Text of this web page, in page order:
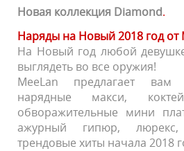
Новая коллекция Diamond.
Наряды на Новый 2018 год от
На Новый год любой
выглядеть во все оружия!
MeeLan предлагает
нарядные макси,
обворажительные мини
ажурный гипюр,
трендовые хиты начала 2018